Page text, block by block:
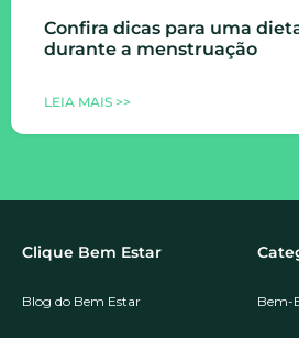
Confira dicas para uma
durante a menstruação
LEIA MAIS >>
Clique Bem Estar
Blog do Bem Estar Bem-